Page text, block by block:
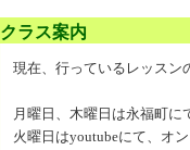
クラス案内
現在、行っているレッスン
月曜日、木曜日は永福町に
火曜日はyoutubeにて、オ